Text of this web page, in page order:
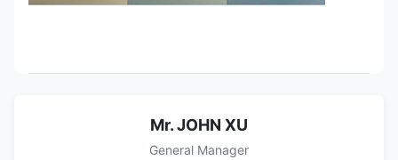
Mr. JOHN XU
General Manager